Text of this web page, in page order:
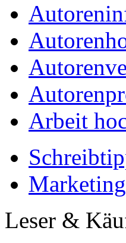
Arbeit
Leser &